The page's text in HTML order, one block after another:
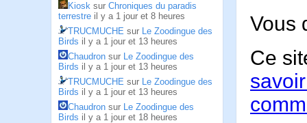
Kiosk sur Chroniques du paradis
terrestre il y a 1 jour et 8 heures
TRUCMUCHE sur Le Zoodingue des
Birds il y a 1 jour et 13 heures
Chaudron sur Le Zoodingue des
Birds il y a 1 jour et 13 heures
TRUCMUCHE sur Le Zoodingue des
Birds il y a 1 jour et 13 heures
Chaudron sur Le Zoodingue des
Birds il y a 1 jour et 18 heures
Vous
Ce